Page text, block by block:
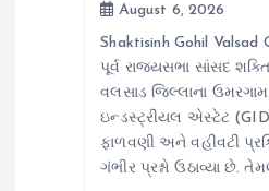
August 6, 2026
Shaktisinh Gohil Valsad
પૂર્વ રાજ્યસભા સાંસદ
વલસાડ જિલ્લાના ઉમરગામ
ઇન્ડસ્ટ્રીયલ એસ્ટેટ
ફાળવણી અને વહીવટી
ગંભીર પ્રશ્નો ઉઠાવ્યા છે.